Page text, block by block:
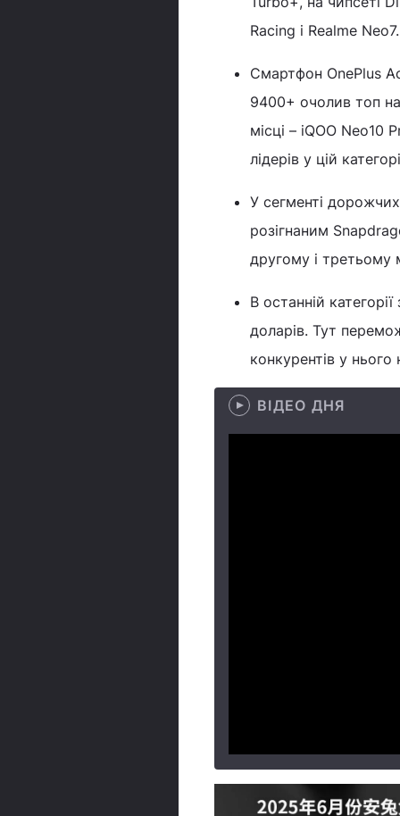
Racing і Realme Neo7.
Смартфон OnePlus
9400+ очолив топ
місці – iQOO Neo10
лідерів у цій
У сегменті
розігнаним
другому і третьому
В останній
доларів. Тут
конкурентів у
ВІДЕО ДНЯ